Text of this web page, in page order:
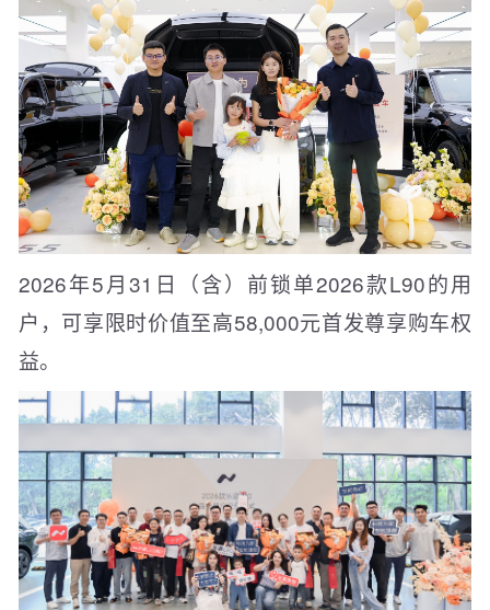
2026年5月31日（含）前锁单2026款L90的用
户，可享限时价值至高58,000元首发尊享购车权
益。